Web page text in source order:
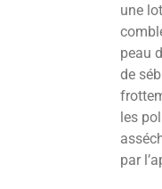
une
peau
de
les
par